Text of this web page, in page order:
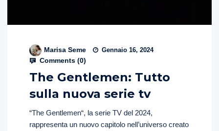
Marisa Seme Gennaio 16, 2024
Comments (0)
The Gentlemen: Tutto
sulla nuova serie tv
“The Gentlemen“, la serie TV del 2024,
rappresenta un nuovo capitolo nell’universo creato